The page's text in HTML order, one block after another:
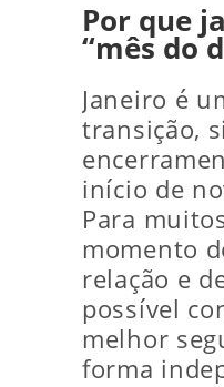
Por que
“mês do
Janeiro é
transição,
início de
Para
momento
relação e
possível
melhor
forma